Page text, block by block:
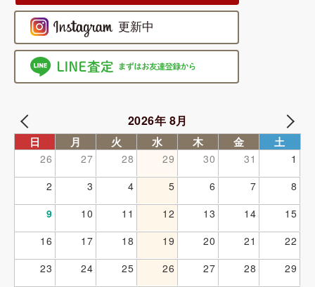
2026年 8月
日 月 火 水 木 金 土
26 27 28 29 30 31
1
2
3 4 5 6 7
8
9
10 11 12 13 14
15
16
17 18 19 20 21
22
23
24 25 26 27 28
29